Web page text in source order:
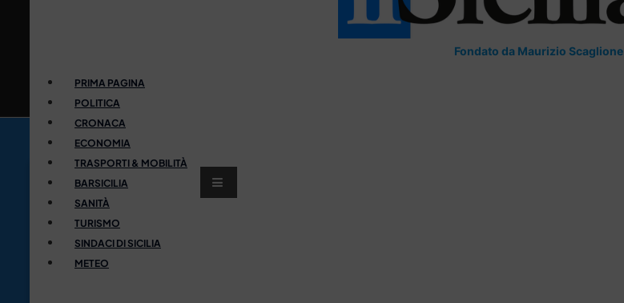
Fondato da Maurizio Scaglione
PRIMA PAGINA
POLITICA
CRONACA
ECONOMIA
TRASPORTI & MOBILITÀ
BARSICILIA
SANITÀ
TURISMO
SINDACI DI SICILIA
METEO